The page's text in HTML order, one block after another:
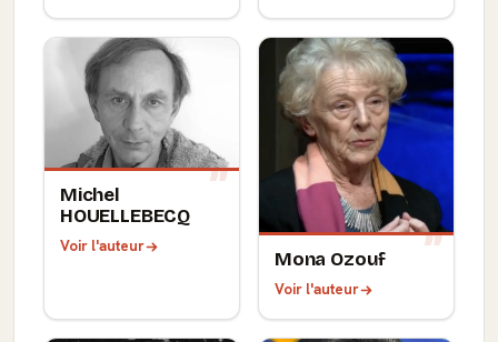
Michel
HOUELLEBECQ
Voir l'auteur
Mona Ozouf
Voir l'auteur